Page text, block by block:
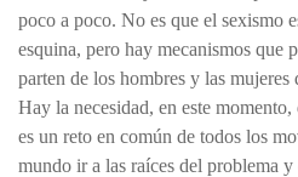
poco a poco. No es que el sexismo
esquina, pero hay mecanismos que
parten de los hombres y las mujeres
Hay la necesidad, en este
es un reto en común de todos los
mundo ir a las raíces del problema y